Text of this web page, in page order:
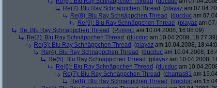
Re(7): Blu Ray Schnäppchen Thread (playaz am
Re(8): Blu Ray Schnäppchen Thread (ducduc am
Re(9): Blu Ray Schnäppchen Thread (playaz am
Re: Blu Ray Schnäppchen Thread (Pomm1 am 10.04.2008, 16:08:09)
Re(2): Blu Ray Schnäppchen Thread (ducduc am 10.04.2008, 18:27:39)
Re(3): Blu Ray Schnäppchen Thread (playaz am 10.04.2008,
Re(4): Blu Ray Schnäppchen Thread (ducduc am 10.04.2008,
Re(5): Blu Ray Schnäppchen Thread (playaz am 10.04.2008,
Re(6): Blu Ray Schnäppchen Thread (ducduc am
Re(7): Blu Ray Schnäppchen Thread (charras81 am
Re(8): Blu Ray Schnäppchen Thread (ducduc am